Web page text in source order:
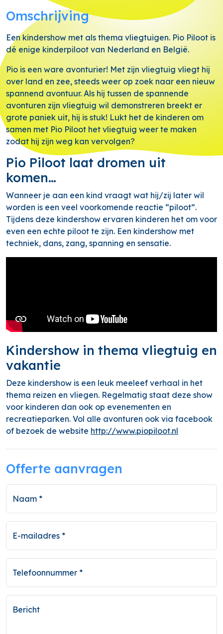
Omschrijving
Een kindershow met als thema vliegtuigen. Pio Piloot is
dé enige kinderpiloot van Nederland en België.
Pio is een ware avonturier! Met zijn vliegtuig vliegt hij
over land en zee, steeds weer op zoek naar een nieuw
spannend avontuur. Als hij tussen de spannende
avonturen zijn vliegtuig wil demonstreren breekt er
grote paniek uit, hij is stuk! Lukt het de kinderen om
samen met Pio Piloot het vliegtuig weer te maken
zodat hij zijn weg kan vervolgen?
Pio Piloot laat dromen uit
komen…
Wanneer je aan een kind vraagt wat hij/zij later wil
worden is een veel voorkomende reactie “piloot”.
Tijdens deze kindershow ervaren kinderen het om voor
even een echte piloot te zijn. Een kindershow met
techniek, dans, zang, spanning en sensatie.
Kindershow in thema vliegtuig en
vakantie
Deze kindershow is een leuk meeleef verhaal in het
thema reizen en vliegen. Regelmatig staat deze show
voor kinderen dan ook op evenementen en
recreatieparken. Vol alle avonturen ook via facebook
of bezoek de website http://www.piopiloot.nl
Offerte aanvragen
Naam *
E-mailadres *
Telefoonnummer *
Bericht